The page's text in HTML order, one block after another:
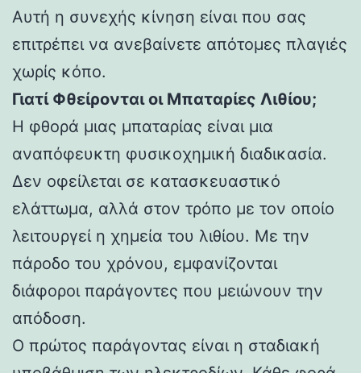
Αυτή η συνεχής κίνηση είναι που σας
επιτρέπει να ανεβαίνετε απότομες πλαγιές
χωρίς κόπο.
Γιατί Φθείρονται οι Μπαταρίες Λιθίου;
Η φθορά μιας μπαταρίας είναι μια
αναπόφευκτη φυσικοχημική διαδικασία.
Δεν οφείλεται σε κατασκευαστικό
ελάττωμα, αλλά στον τρόπο με τον οποίο
λειτουργεί η χημεία του λιθίου. Με την
πάροδο του χρόνου, εμφανίζονται
διάφοροι παράγοντες που μειώνουν την
απόδοση.
Ο πρώτος παράγοντας είναι η σταδιακή